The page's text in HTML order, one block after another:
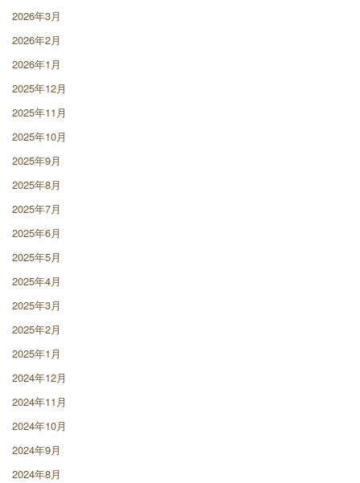
2026年3月
2026年2月
2026年1月
2025年12月
2025年11月
2025年10月
2025年9月
2025年8月
2025年7月
2025年6月
2025年5月
2025年4月
2025年3月
2025年2月
2025年1月
2024年12月
2024年11月
2024年10月
2024年9月
2024年8月